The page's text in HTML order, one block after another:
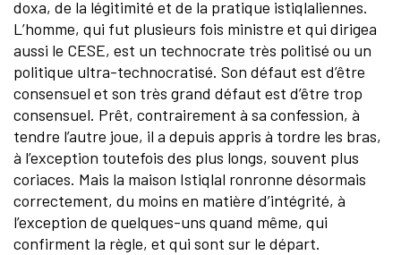
doxa, de la légitimité et de la pratique istiqlaliennes.
L’homme, qui fut plusieurs fois ministre et qui dirigea
aussi le CESE, est un technocrate très politisé ou un
politique ultra-technocratisé. Son défaut est d’être
consensuel et son très grand défaut est d’être trop
consensuel. Prêt, contrairement à sa confession, à
tendre l’autre joue, il a depuis appris à tordre les bras,
à l’exception toutefois des plus longs, souvent plus
coriaces. Mais la maison Istiqlal ronronne désormais
correctement, du moins en matière d’intégrité, à
l’exception de quelques-uns quand même, qui
confirment la règle, et qui sont sur le départ.